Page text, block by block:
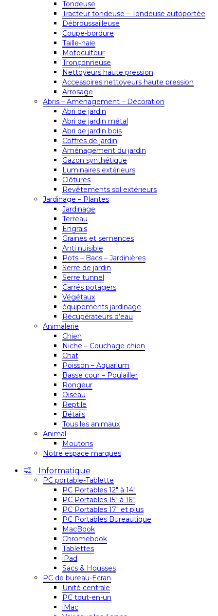
Tondeuse
Tracteur tondeuse – Tondeuse autoportée
Débroussailleuse
Coupe-bordure
Taille-haie
Motoculteur
Tronçonneuse
Nettoyeurs haute pression
Accessoires nettoyeurs haute pression
Arrosage
Abris – Amenagement – Décoration
Abri de jardin
Abri de jardin métal
Abri de jardin bois
Coffres de jardin
Aménagement du jardin
Gazon synthétique
Luminaires extérieurs
Clôtures
Revêtements sol extérieurs
Jardinage – Plantes
Jardinage
Terreau
Engrais
Graines et semences
Anti nuisible
Pots – Bacs – Jardinières
Serre de jardin
Serre tunnel
Carrés potagers
Végétaux
équipements jardinage
Récupérateurs d’eau
Animalerie
Chien
Niche – Couchage chien
Chat
Poisson – Aquarium
Basse cour – Poulailler
Rongeur
Oiseau
Reptile
Bétails
Tous les animaux
Animal
Moutons
Notre espace marques
Informatique
PC portable-Tablette
PC Portables 12″ à 14″
PC Portables 15″ à 16″
PC Portables 17″ et plus
PC Portables Bureautique
MacBook
Chromebook
Tablettes
iPad
Sacs & Housses
PC de bureau-Ecran
Unité centrale
PC tout-en-un
iMac